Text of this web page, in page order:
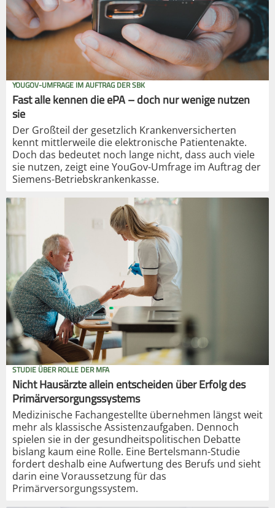
YOUGOV-UMFRAGE IM AUFTRAG DER SBK
Fast alle kennen die ePA – doch nur wenige nutzen
sie
Der Großteil der gesetzlich Krankenversicherten
kennt mittlerweile die elektronische Patientenakte.
Doch das bedeutet noch lange nicht, dass auch viele
sie nutzen, zeigt eine YouGov-Umfrage im Auftrag der
Siemens-Betriebskrankenkasse.
STUDIE ÜBER ROLLE DER MFA
Nicht Hausärzte allein entscheiden über Erfolg des
Primärversorgungssystems
Medizinische Fachangestellte übernehmen längst weit
mehr als klassische Assistenzaufgaben. Dennoch
spielen sie in der gesundheitspolitischen Debatte
bislang kaum eine Rolle. Eine Bertelsmann-Studie
fordert deshalb eine Aufwertung des Berufs und sieht
darin eine Voraussetzung für das
Primärversorgungssystem.